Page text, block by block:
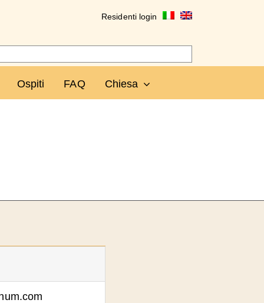
Residenti login
Ospiti FAQ Chiesa